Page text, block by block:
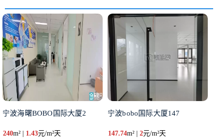
宁波海曙BOBO国际大厦2
240m² | 1.43元/m²天
宁波bobo国际大厦147
147.74m² |2元/m²天